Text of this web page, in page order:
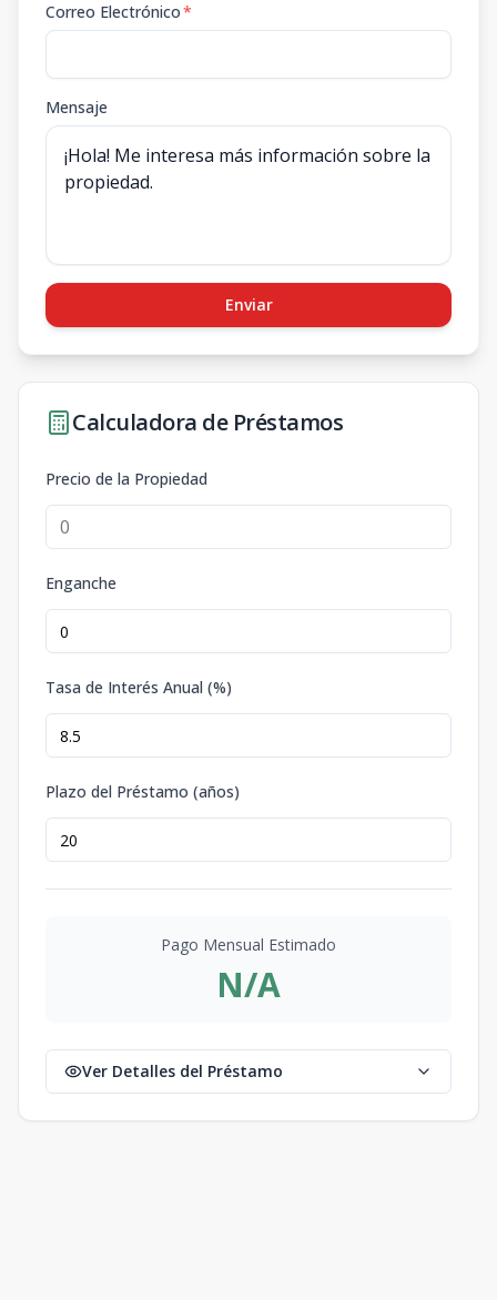
Correo Electrónico*
Mensaje
Enviar
Calculadora de Préstamos
Precio de la Propiedad
Enganche
Tasa de Interés Anual (%)
Plazo del Préstamo (años)
Pago Mensual Estimado
N/A
Ver Detalles del Préstamo